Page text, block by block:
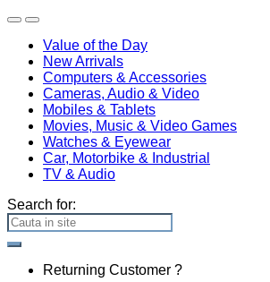
Value of the Day
New Arrivals
Computers & Accessories
Cameras, Audio & Video
Mobiles & Tablets
Movies, Music & Video Games
Watches & Eyewear
Car, Motorbike & Industrial
TV & Audio
Search for:
Returning Customer ?